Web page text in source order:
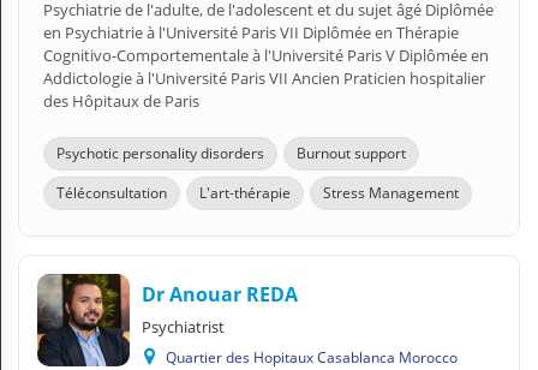
Psychiatrie de l'adulte, de l'adolescent et du sujet âgé Diplômée
en Psychiatrie à l'Université Paris VII Diplômée en Thérapie
Cognitivo-Comportementale à l'Université Paris V Diplômée en
Addictologie à l'Université Paris VII Ancien Praticien hospitalier
des Hôpitaux de Paris
Psychotic personality disorders
Burnout support
Téléconsultation
L'art-thérapie Stress Management
Dr Anouar REDA
Psychiatrist
Quartier des Hopitaux Casablanca Morocco